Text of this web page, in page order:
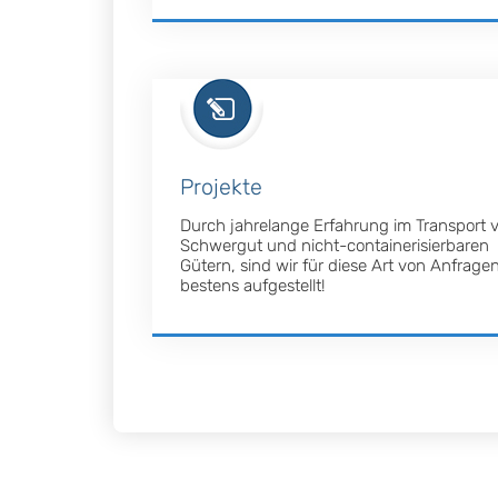
Projekte
Durch jahrelange Erfahrung im Transport
Schwergut und nicht-containerisierbaren
Gütern, sind wir für diese Art von Anfragen
bestens aufgestellt!